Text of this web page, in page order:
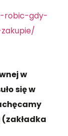
robic-gdy-
w
się w